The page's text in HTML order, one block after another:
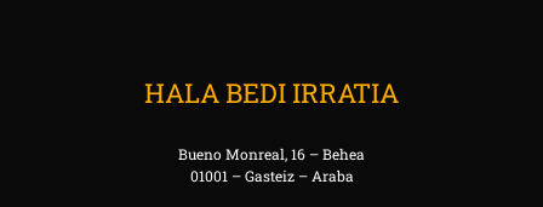
HALA BEDI IRRATIA
Bueno Monreal, 16 – Behea
01001 – Gasteiz – Araba